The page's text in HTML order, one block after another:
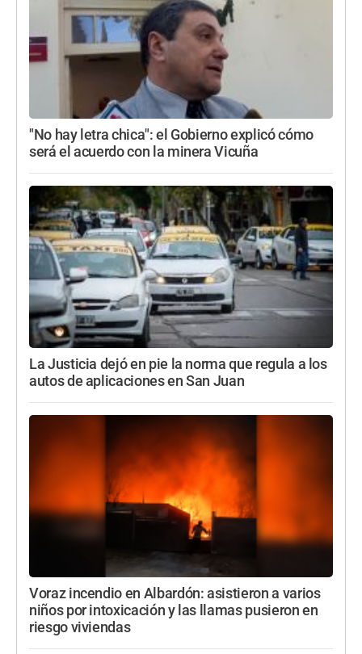
"No hay letra chica": el Gobierno explicó cómo
será el acuerdo con la minera Vicuña
La Justicia dejó en pie la norma que regula a los
autos de aplicaciones en San Juan
Voraz incendio en Albardón: asistieron a varios
niños por intoxicación y las llamas pusieron en
riesgo viviendas